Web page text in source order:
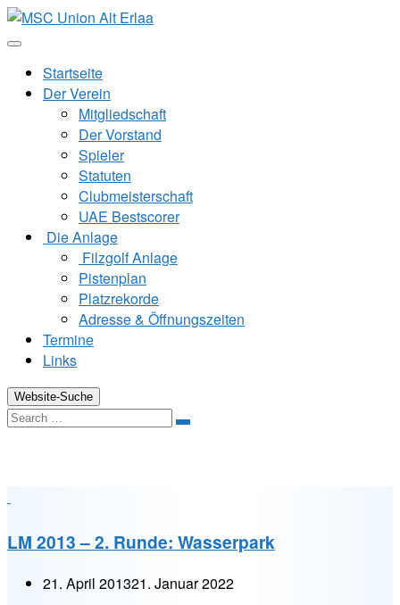
Zum
Inhalt
Startseite
Der Verein
Mitgliedschaft
Der Vorstand
Spieler
Statuten
Clubmeisterschaft
UAE Bestscorer
Die Anlage
Filzgolf Anlage
Pistenplan
Platzrekorde
Adresse & Öffnungszeiten
Termine
Links
Website-Suche
Search
LM 2013 – 2. Runde: Wasserpark
21. April 201321. Januar 2022